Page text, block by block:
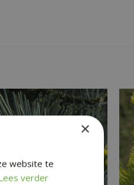
×
website te
verder